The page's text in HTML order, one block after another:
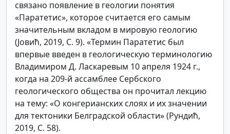
связано появление в геологии понятия
«Паратетис», которое считается его самым
значительным вкладом в мировую геологию
(Јовић, 2019, С. 9). «Термин Паратетис был
впервые введен в геологическую терминологию
Владимиром Д. Ласкаревым 10 апреля 1924 г.,
когда на 209-й ассамблее Сербского
геологического общества он прочитал лекцию
на тему: «О конгерианских слоях и их значении
для тектоники Белградской области» (Рундић,
2019, С. 58).